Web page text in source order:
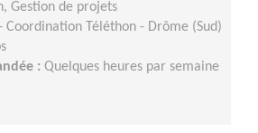
Gestion de projets
Coordination Téléthon - Drôme (Sud)
: Quelques heures par semaine